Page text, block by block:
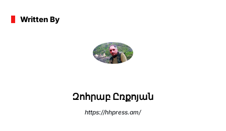
Written By
Զոհրաբ Ըռքոյան
https://hhpress.am/